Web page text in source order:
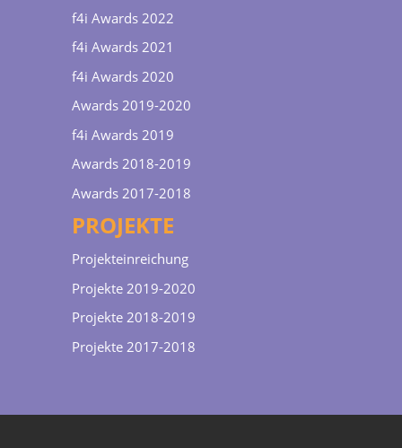
f4i Awards 2022
f4i Awards 2021
f4i Awards 2020
Awards 2019-2020
f4i Awards 2019
Awards 2018-2019
Awards 2017-2018
PROJEKTE
Projekteinreichung
Projekte 2019-2020
Projekte 2018-2019
Projekte 2017-2018